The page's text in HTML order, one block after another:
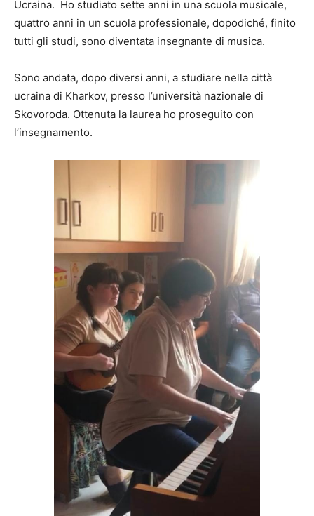
Ucraina. Ho studiato sette anni in una scuola musicale,
quattro anni in un scuola professionale, dopodiché, finito
tutti gli studi, sono diventata insegnante di musica.
Sono andata, dopo diversi anni, a studiare nella città
ucraina di Kharkov, presso l’università nazionale di
Skovoroda. Ottenuta la laurea ho proseguito con
l’insegnamento.